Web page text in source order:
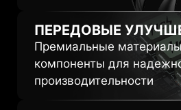
ПЕРЕДОВЫЕ
Премиальные
компоненты для
производительности